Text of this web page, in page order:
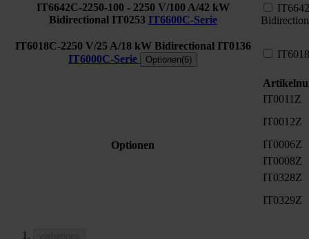
IT6642C-2250-100 - 2250 V/100 A/42 kW
Bidirectional IT0253 IT6600C-Serie
IT6018C-2250 V/25 A/18 kW Bidirectional IT0136
IT6000C-Serie
Optionen(6)
Optionen
IT0011Z
IT0012Z
IT0006Z
IT0008Z
IT0328Z
IT0329Z